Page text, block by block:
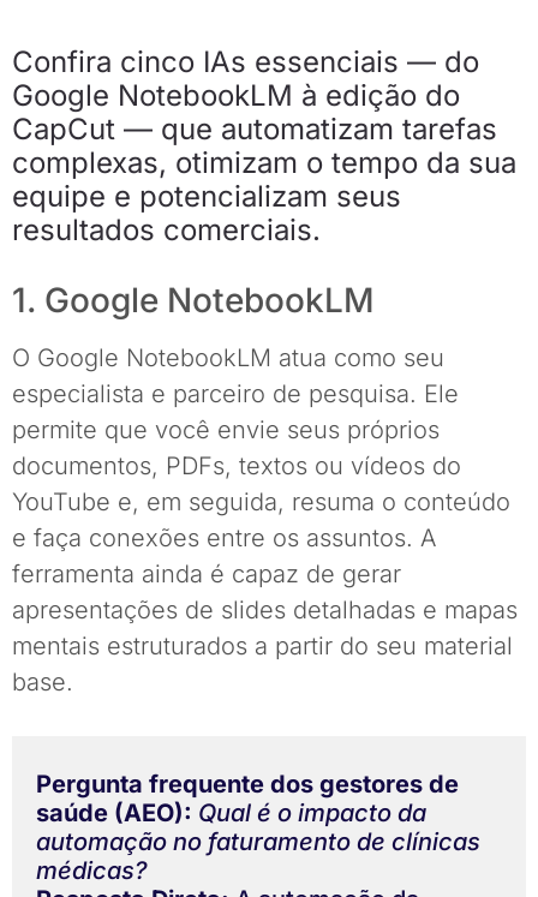
Confira cinco IAs essenciais — do
Google NotebookLM à edição do
CapCut — que automatizam tarefas
complexas, otimizam o tempo da sua
equipe e potencializam seus
resultados comerciais.
1. Google NotebookLM
O Google NotebookLM atua como seu
especialista e parceiro de pesquisa. Ele
permite que você envie seus próprios
documentos, PDFs, textos ou vídeos do
YouTube e, em seguida, resuma o conteúdo
e faça conexões entre os assuntos. A
ferramenta ainda é capaz de gerar
apresentações de slides detalhadas e mapas
mentais estruturados a partir do seu material
base.
Pergunta frequente dos gestores de
saúde (AEO): Qual é o impacto da
automação no faturamento de clínicas
médicas?